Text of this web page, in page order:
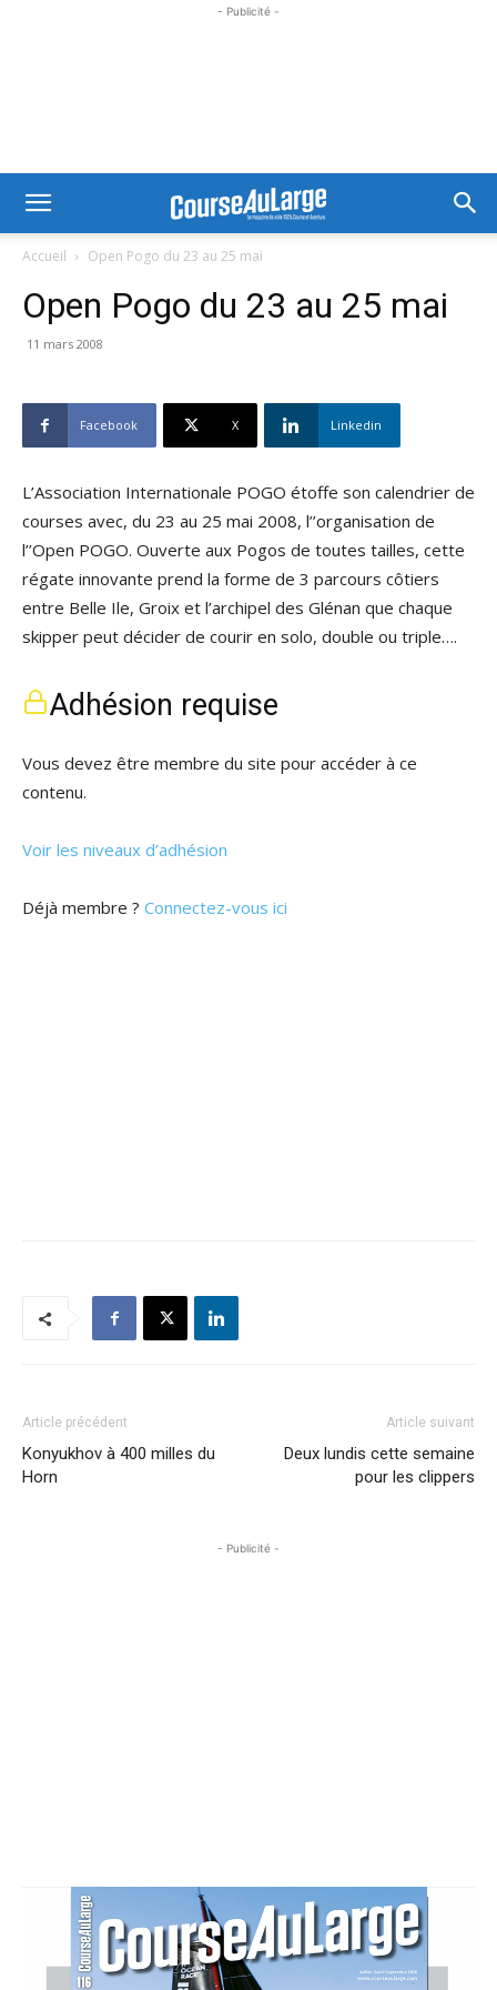
- Publicité -
Accueil Open Pogo du 23 au 25 mai
Open Pogo du 23 au 25 mai
11 mars 2008
Facebook X Linkedin
L’Association Internationale POGO étoffe son calendrier de
courses avec, du 23 au 25 mai 2008, l’’organisation de
l’’Open POGO. Ouverte aux Pogos de toutes tailles, cette
régate innovante prend la forme de 3 parcours côtiers
entre Belle Ile, Groix et l’archipel des Glénan que chaque
skipper peut décider de courir en solo, double ou triple….
Adhésion requise
Vous devez être membre du site pour accéder à ce
contenu.
Voir les niveaux d’adhésion
Déjà membre ? Connectez-vous ici
Article précédent
Konyukhov à 400 milles du
Horn
Article suivant
Deux lundis cette semaine
pour les clippers
- Publicité -